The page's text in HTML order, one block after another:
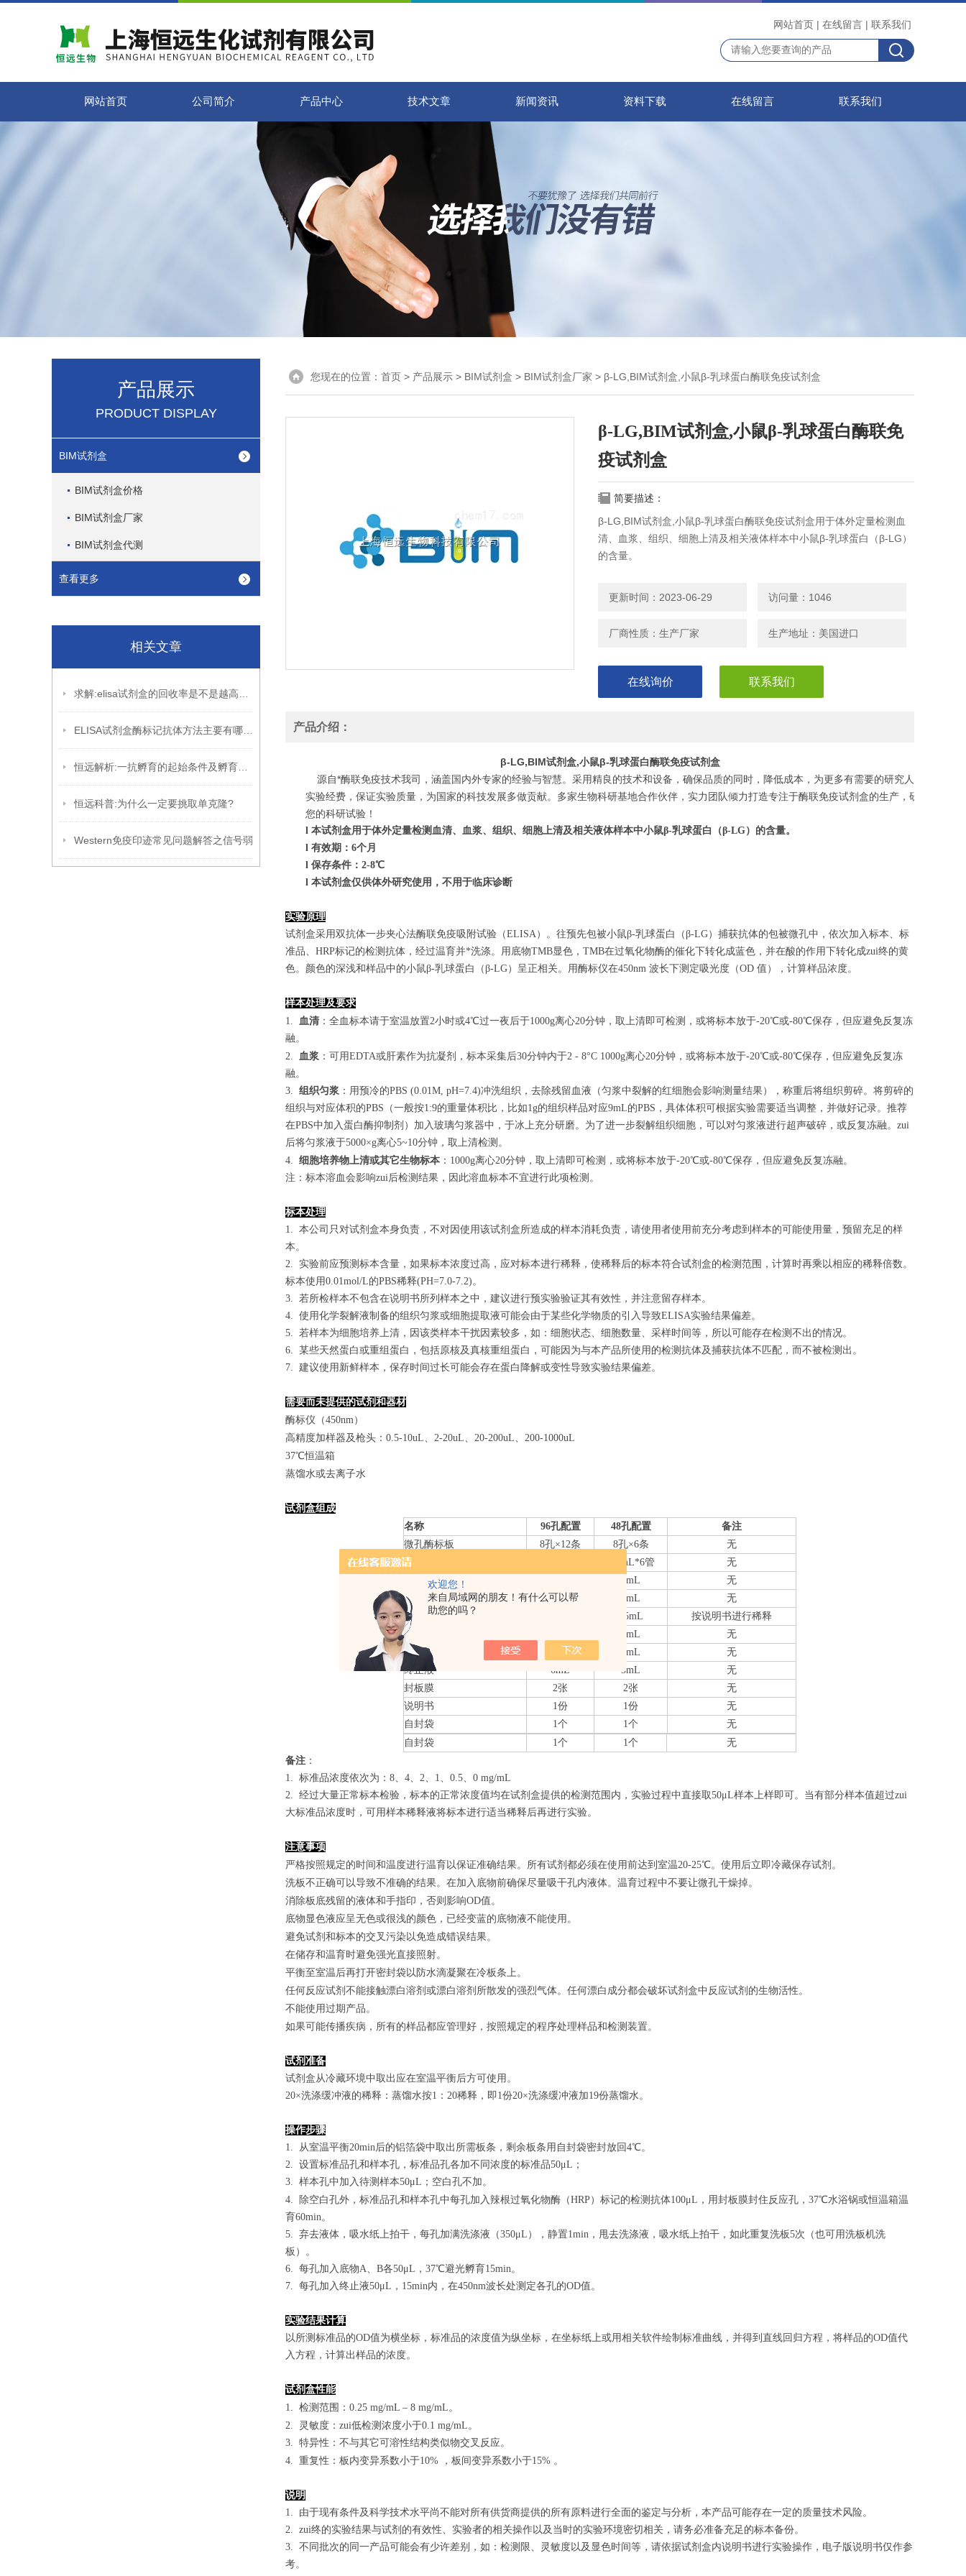
欢迎您！
来自局域网的朋友！有什么可以帮
助您的吗？
网站首页 | 在线留言 | 联系我们
网站首页 公司简介 产品中心 技术文章 新闻资讯 资料下载 在线留言 联系我们
产品展示
PRODUCT DISPLAY
BIM试剂盒
BIM试剂盒价格
BIM试剂盒厂家
BIM试剂盒代测
查看更多
相关文章
恒远科普:为什么一定要挑取单克隆?
Western免疫印迹常见问题解答之信号弱
您现在的位置： 首页 > 产品展示 > BIM试剂盒 > BIM试剂盒厂家 > β-LG,BIM试剂盒,小鼠β-乳球蛋白酶联免疫试剂盒
β-LG,BIM试剂盒,小鼠β-乳球蛋白酶联免
疫试剂盒
简要描述：
β-LG,BIM试剂盒,小鼠β-乳球蛋白酶联免疫试剂盒用于体外定量检测血
清、血浆、组织、细胞上清及相关液体样本中小鼠β-乳球蛋白（β-LG）
的含量。
更新时间：2023-06-29 访问量：1046
厂商性质：生产厂家 生产地址：美国进口
在线询价 联系我们
产品介绍：
β-LG,BIM试剂盒,小鼠β-乳球蛋白酶联免疫试剂盒
源自*酶联免疫技术我司，涵盖国内外专家的经验与智慧。采用精良的技术和设备，确保品质的同时，降低成本，为更多有需要的研究人员，节省
实验经费，保证实验质量，为国家的科技发展多做贡献。多家生物科研基地合作伙伴，实力团队倾力打造专注于酶联免疫试剂盒的生产，研发，助力
您的科研试验！
l 本试剂盒用于体外定量检测血清、血浆、组织、细胞上清及相关液体样本中小鼠β-乳球蛋白 （β-LG）的含量。
l 有效期：6个月
l 保存条件： 2-8℃
l 本试剂盒仅供体外研究使用，不用于临床诊断
实验原理
试剂盒采用双抗体一步夹心法酶联免疫吸附试验（ELISA）。往预先包被小鼠β-乳球蛋白（β-LG）捕获抗体的包被微孔中，依次加入标本、标
准品、HRP标记的检测抗体，经过温育并*洗涤。用底物TMB显色，TMB在过氧化物酶的催化下转化成蓝色，并在酸的作用下转化成zui终的黄
色。颜色的深浅和样品中的小鼠β-乳球蛋白（β-LG）呈正相关。用酶标仪在450nm 波长下测定吸光度（OD 值），计算样品浓度。
样本处理及要求
1. 血清 ：全血标本请于室温放置2小时或4℃过一夜后于1000g离心20分钟，取上清即可检测，或将标本放于-20℃或-80℃保存，但应避免反复冻
融。
2. 血浆 ：可用EDTA或肝素作为抗凝剂，标本采集后30分钟内于2 - 8°C 1000g离心20分钟，或将标本放于-20℃或-80℃保存，但应避免反复冻
融。
3. 组织匀浆 ：用预冷的PBS (0.01M, pH=7.4)冲洗组织，去除残留血液（匀浆中裂解的红细胞会影响测量结果），称重后将组织剪碎。将剪碎的
组织与对应体积的PBS（一般按1:9的重量体积比，比如1g的组织样品对应9mL的PBS，具体体积可根据实验需要适当调整，并做好记录。推荐
在PBS中加入蛋白酶抑制剂）加入玻璃匀浆器中，于冰上充分研磨。为了进一步裂解组织细胞，可以对匀浆液进行超声破碎，或反复冻融。zui
后将匀浆液于5000×g离心5~10分钟，取上清检测。
4. 细胞培养物上清或其它生物标本 ：1000g离心20分钟，取上清即可检测，或将标本放于-20℃或-80℃保存，但应避免反复冻融。
注：标本溶血会影响zui后检测结果，因此溶血标本不宜进行此项检测。
标本处理
1. 本公司只对试剂盒本身负责，不对因使用该试剂盒所造成的样本消耗负责，请使用者使用前充分考虑到样本的可能使用量，预留充足的样
本。
2. 实验前应预测标本含量，如果标本浓度过高，应对标本进行稀释，使稀释后的标本符合试剂盒的检测范围，计算时再乘以相应的稀释倍数。
标本使用0.01mol/L的PBS稀释(PH=7.0-7.2)。
3. 若所检样本不包含在说明书所列样本之中，建议进行预实验验证其有效性，并注意留存样本。
4. 使用化学裂解液制备的组织匀浆或细胞提取液可能会由于某些化学物质的引入导致ELISA实验结果偏差。
5. 若样本为细胞培养上清，因该类样本干扰因素较多，如：细胞状态、细胞数量、采样时间等，所以可能存在检测不出的情况。
6. 某些天然蛋白或重组蛋白，包括原核及真核重组蛋白，可能因为与本产品所使用的检测抗体及捕获抗体不匹配，而不被检测出。
7. 建议使用新鲜样本，保存时间过长可能会存在蛋白降解或变性导致实验结果偏差。
需要而未提供的试剂和器材
酶标仪（450nm）
高精度加样器及枪头：0.5-10uL、2-20uL、20-200uL、200-1000uL
37℃恒温箱
蒸馏水或去离子水
试剂盒组成
名称
96孔配置 48孔配置
备注
微孔酶标板
8孔×12条 8孔×6条
无
标准品
mL*6管
无
样本稀释液
3mL
无
检测抗体-HRP
10mL 5mL
无
20×洗涤缓冲液
15mL
按说明书进行稀释
底物A
3mL
无
底物B
6mL 3mL
无
终止液
6mL 3mL
无
封板膜
2张 2张
无
说明书
1份 1份
无
自封袋
1个 1个
无
自封袋
1个 1个
无
备注 ：
1. 标准品浓度依次为：8、4、2、1、0.5、0 mg/mL
2. 经过大量正常标本检验，标本的正常浓度值均在试剂盒提供的检测范围内，实验过程中直接取50μL样本上样即可。当有部分样本值超过zui
大标准品浓度时，可用样本稀释液将标本进行适当稀释后再进行实验。
注意事项
严格按照规定的时间和温度进行温育以保证准确结果。所有试剂都必须在使用前达到室温20-25℃。使用后立即冷藏保存试剂。
洗板不正确可以导致不准确的结果。在加入底物前确保尽量吸干孔内液体。温育过程中不要让微孔干燥掉。
消除板底残留的液体和手指印，否则影响OD值。
底物显色液应呈无色或很浅的颜色，已经变蓝的底物液不能使用。
避免试剂和标本的交叉污染以免造成错误结果。
在储存和温育时避免强光直接照射。
平衡至室温后再打开密封袋以防水滴凝聚在冷板条上。
任何反应试剂不能接触漂白溶剂或漂白溶剂所散发的强烈气体。任何漂白成分都会破坏试剂盒中反应试剂的生物活性。
不能使用过期产品。
如果可能传播疾病，所有的样品都应管理好，按照规定的程序处理样品和检测装置。
试剂准备
试剂盒从冷藏环境中取出应在室温平衡后方可使用。
20×洗涤缓冲液的稀释：蒸馏水按1：20稀释，即1份20×洗涤缓冲液加19份蒸馏水。
操作步骤
1. 从室温平衡20min后的铝箔袋中取出所需板条，剩余板条用自封袋密封放回4℃。
2. 设置标准品孔和样本孔，标准品孔各加不同浓度的标准品50μL；
3. 样本孔中 加 入待测样本50μL；空白孔不加。
4.
除空白孔外，标准品孔和样本孔中每孔加入辣根过氧化物酶（HRP）标记的检测抗体100μL，用封板膜封住反应孔，37℃水浴锅或恒温箱温
育60min。
5. 弃去液体，吸水纸上拍干，每孔加满洗涤液 （350μL ）
，静置1min，甩去洗涤液，吸水纸上拍干，如此重复洗板5次（也可用洗板机洗
板）。
6. 每孔加入底物A、B各50μL，37℃避光孵育15min。
7. 每孔加入终止液50μL，15min内，在450nm波长处测定各孔的OD值。
实验结果计算
以所测标准品的OD值为横坐标， 标准品的浓度值为纵坐标，在坐标纸上或用相关软件绘制 标准曲线 ，并得到 直线回归方程 ， 将样品的OD值代
入方程，计算出样品的浓度。
试剂盒性能
1. 检测范围 ： 0.25 mg/mL – 8 mg/mL。
2. 灵敏度：zui低检测浓度小于0.1 mg/mL。
3. 特异性：不与其它可溶性结构类似物交叉反应。
4. 重复性：板内变异系数小于10% ， 板间变异系数小于15% 。
说明
1. 由于现有条件及科学技术水平尚不能对所有供货商提供的所有原料进行全面的鉴定与分析，本产品可能存在一定的质量技术风险。
2. zui终的实验结果与试剂的有效性、实验者的相关操作以及当时的实验环境密切相关，请务必准备充足的标本备份。
3. 不同批次的同一产品可能会有少许差别，如：检测限、灵敏度以及显色时间等，请依据试剂盒内说明书进行实验操作，电子版说明书仅作参
考。